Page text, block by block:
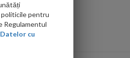
mai ieftin?
politicile pentru
Regulamentul
cu